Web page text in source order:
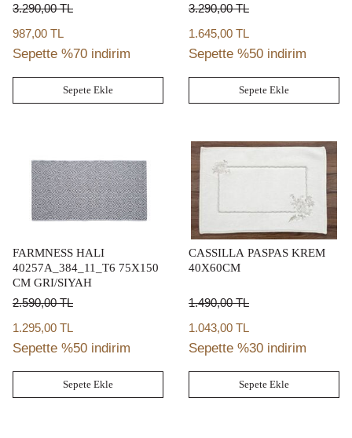
3.290,00TL
987,00 TL
Sepette %70 indirim
Sepete Ekle
3.290,00TL
1.645,00 TL
Sepette %50 indirim
Sepete Ekle
FARMNESS HALI
40257A_384_11_T6 75X150
CM GRI/SIYAH
2.590,00TL
1.295,00 TL
Sepette %50 indirim
Sepete Ekle
CASSILLA PASPAS KREM
40X60CM
1.490,00TL
1.043,00 TL
Sepette %30 indirim
Sepete Ekle